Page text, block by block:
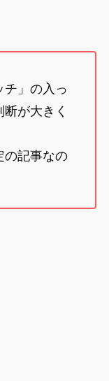
チ」の入っ
が大きく
の記事なの